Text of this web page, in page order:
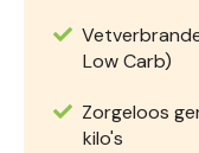
Low Carb)
Zorgeloos
kilo's